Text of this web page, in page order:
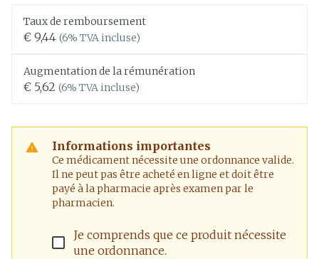
Taux de remboursement
€ 9,44 (6% TVA incluse)
Augmentation de la rémunération
€ 5,62 (6% TVA incluse)
Informations importantes
Ce médicament nécessite une ordonnance valide.
Il ne peut pas être acheté en ligne et doit être
payé à la pharmacie après examen par le
pharmacien.
Je comprends que ce produit nécessite
une ordonnance.